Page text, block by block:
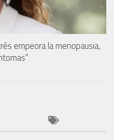
empeora la menopausia,